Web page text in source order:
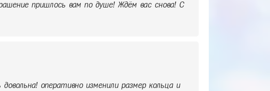
пришлось вам по душе! Ждём вас снова! С
оперативно изменили размер кольца и